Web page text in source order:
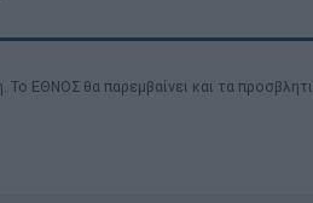
ΕΘΝΟΣ θα παρεμβαίνει και τα